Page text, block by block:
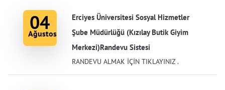
04
Ağustos
Erciyes Üniversitesi Sosyal Hizmetler
Şube Müdürlüğü (Kızılay Butik Giyim
Merkezi)Randevu Sistesi
RANDEVU ALMAK İÇİN TIKLAYINIZ .